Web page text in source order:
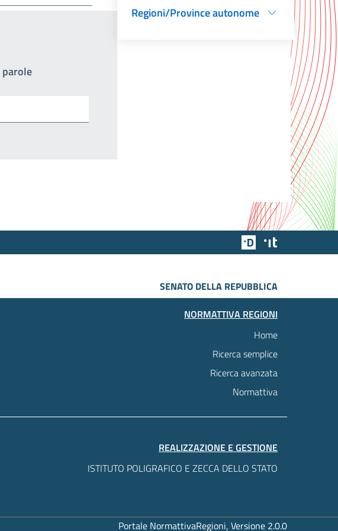
parole
Regioni/Province autonome
Team Digitale
SENATO DELLA REPUBBLICA
NORMATTIVA REGIONI
Home
Ricerca semplice
Ricerca avanzata
Normattiva
REALIZZAZIONE E GESTIONE
ISTITUTO POLIGRAFICO E ZECCA DELLO STATO
Portale NormattivaRegioni, Versione 2.0.0